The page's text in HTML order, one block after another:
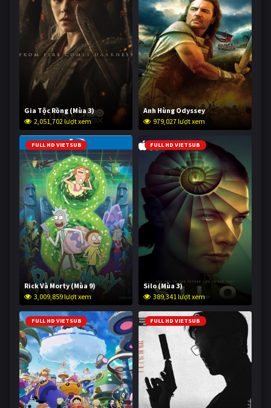
Gia Tộc Rồng (Mùa 3)
2,051,702 lượt xem
Anh Hùng Odyssey
979,027 lượt xem
FULL HD VIETSUB
Rick Và Morty (Mùa 9)
3,009,859 lượt xem
FULL HD VIETSUB
Silo (Mùa 3)
389,341 lượt xem
FULL HD VIETSUB FULL HD VIETSUB